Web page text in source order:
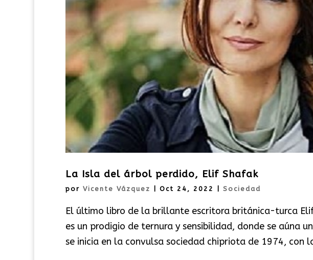
La Isla del árbol perdido, Elif Shafak
por Vicente Vázquez Oct 24, 2022 Sociedad
El último libro de la brillante escritora británica-turca
es un prodigio de ternura y sensibilidad, donde se aúna
se inicia en la convulsa sociedad chipriota de 1974, con